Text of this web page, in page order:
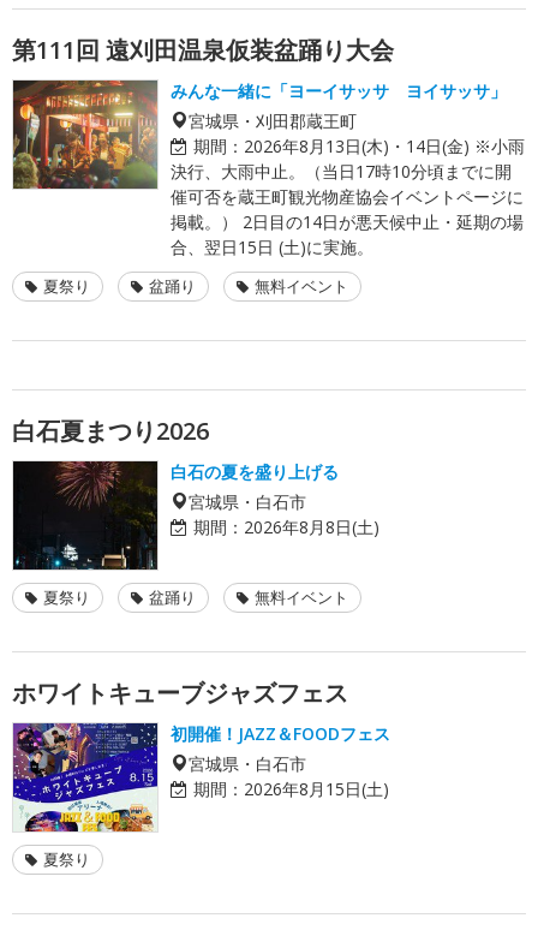
第111回 遠刈田温泉仮装盆踊り大会
みんな一緒に「ヨーイサッサ ヨイサッサ」
宮城県・刈田郡蔵王町
期間： 2026年8月13日(木)・14日(金) ※小雨
決行、大雨中止。（当日17時10分頃までに開
催可否を蔵王町観光物産協会イベントページに
掲載。） 2日目の14日が悪天候中止・延期の場
合、翌日15日 (土)に実施。
夏祭り 盆踊り 無料イベント
白石夏まつり2026
白石の夏を盛り上げる
宮城県・白石市
期間： 2026年8月8日(土)
夏祭り 盆踊り 無料イベント
ホワイトキューブジャズフェス
初開催！JAZZ＆FOODフェス
宮城県・白石市
期間： 2026年8月15日(土)
夏祭り